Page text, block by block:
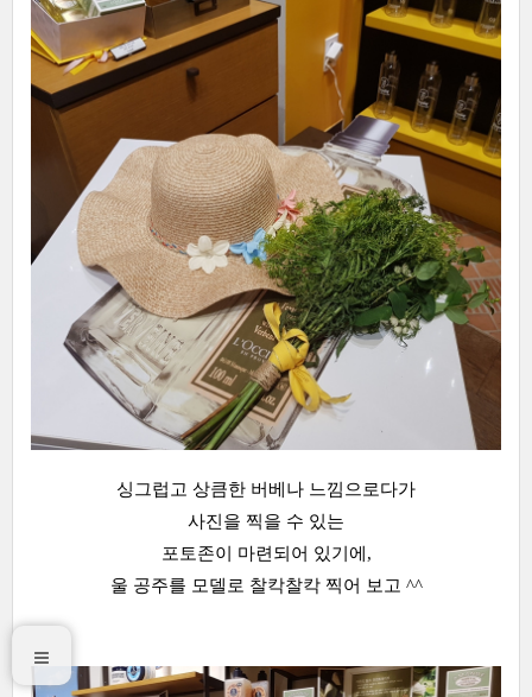
싱그럽고 상큼한 버베나 느낌으로다가
사진을 찍을 수 있는
포토존이 마련되어 있기에,
울 공주를 모델로 찰칵찰칵 찍어 보고 ^^